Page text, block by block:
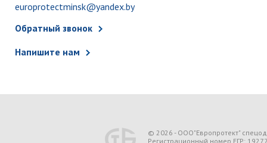
europrotectminsk@yandex.by
Обратный звонок
Напишите нам
© 2026 - ООО"Европротект"
Регистрационный номер ЕГР: